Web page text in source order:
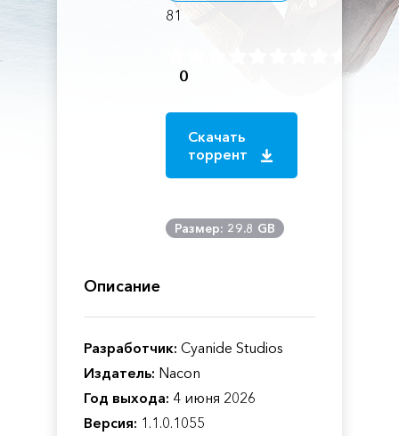
81
0
Скачать
торрент
Размер: 29.8 GB
Описание
Разработчик: Cyanide Studios
Издатель: Nacon
Год выхода: 4 июня 2026
Версия: 1.1.0.1055